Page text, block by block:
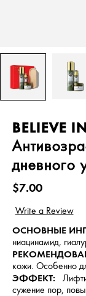
BELIEVE
дневного
$7.00
ОСНОВНЫЕ
ниацинамид,
кожи. Особенно
ЭФФЕКТ:
сужение пор,